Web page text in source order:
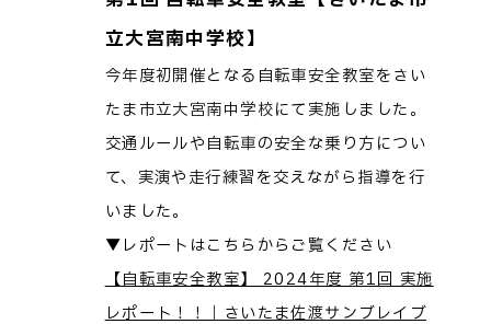
立大宮南中学校】
今年度初開催となる自転車安全教室をさい
たま市立大宮南中学校にて実施しました。
交通ルールや自転車の安全な乗り方につい
て、実演や走行練習を交えながら指導を行
いました。
▼レポートはこちらからご覧ください
【自転車安全教室】 2024年度 第1回 実施
レポート！！｜さいたま佐渡サンブレイブ